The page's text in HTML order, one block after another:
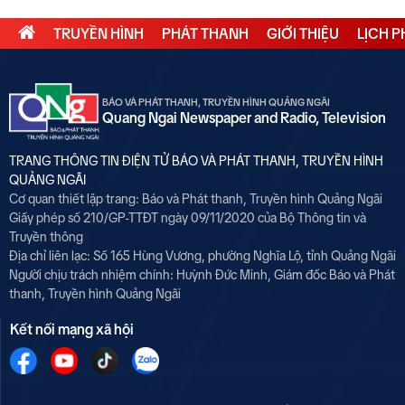
TRUYỀN HÌNH PHÁT THANH GIỚI THIỆU LỊCH
BÁO VÀ PHÁT THANH, TRUYỀN HÌNH QUẢNG NGÃI
Quang Ngai Newspaper and Radio, Television
TRANG THÔNG TIN ĐIỆN TỬ BÁO VÀ PHÁT THANH, TRUYỀN HÌNH
QUẢNG NGÃI
Cơ quan thiết lập trang: Báo và Phát thanh, Truyền hình Quảng Ngãi
Giấy phép số 210/GP-TTĐT ngày 09/11/2020 của Bộ Thông tin và
Truyền thông
Địa chỉ liên lạc: Số 165 Hùng Vương, phường Nghĩa Lộ, tỉnh Quảng Ngãi
Người chịu trách nhiệm chính: Huỳnh Đức Minh, Giám đốc Báo và Phát
thanh, Truyền hình Quảng Ngãi
Kết nối mạng xã hội